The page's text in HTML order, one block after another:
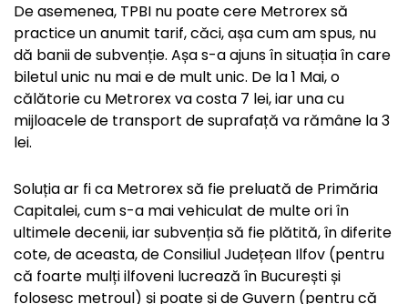
De asemenea, TPBI nu poate cere Metrorex să
practice un anumit tarif, căci, așa cum am spus, nu
dă banii de subvenție. Așa s-a ajuns în situația în care
biletul unic nu mai e de mult unic. De la 1 Mai, o
călătorie cu Metrorex va costa 7 lei, iar una cu
mijloacele de transport de suprafață va rămâne la 3
lei.
Soluția ar fi ca Metrorex să fie preluată de Primăria
Capitalei, cum s-a mai vehiculat de multe ori în
ultimele decenii, iar subvenția să fie plătită, în diferite
cote, de aceasta, de Consiliul Județean Ilfov (pentru
că foarte mulți ilfoveni lucrează în București și
folosesc metroul) și poate și de Guvern (pentru că